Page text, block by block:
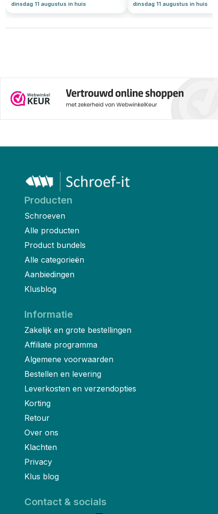
dinsdag 11 augustus in huis dinsdag 11 augustus in huis
Producten
Schroeven
Alle producten
Product bundels
Alle categorieën
Aanbiedingen
Klusblog
Informatie
Zakelijk en grote bestellingen
Affiliate programma
Algemene voorwaarden
Bestellen en levering
Leverkosten en verzendopties
Korting
Retour
Over ons
Klachten
Privacy
Klus blog
Contact & socials